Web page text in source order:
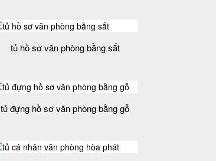
tủ hồ sơ văn phòng bằng sắt
tủ đựng hồ sơ văn phòng bằng gỗ